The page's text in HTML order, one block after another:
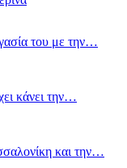
του με την…
κάνει την…
και την…